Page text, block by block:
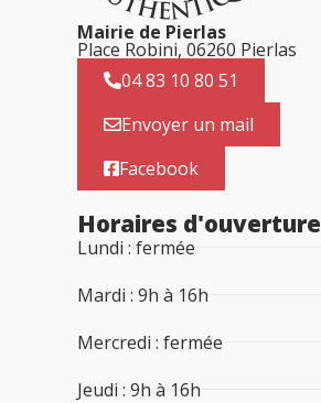
Mairie de Pierlas
Place Robini, 06260 Pierlas
04 83 10 80 51
Envoyer un mail
Facebook
Horaires d'ouverture
Lundi : fermée
Mardi : 9h à 16h
Mercredi : fermée
Jeudi : 9h à 16h